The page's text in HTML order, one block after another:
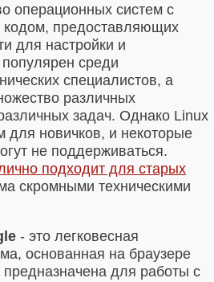
операционных систем с
предоставляющих
для настройки и
популярен среди
специалистов, а
различных
задач. Однако Linux
новичков, и некоторые
не поддерживаться.
подходит для старых
скромными техническими
- это легковесная
основанная на браузере
для работы с